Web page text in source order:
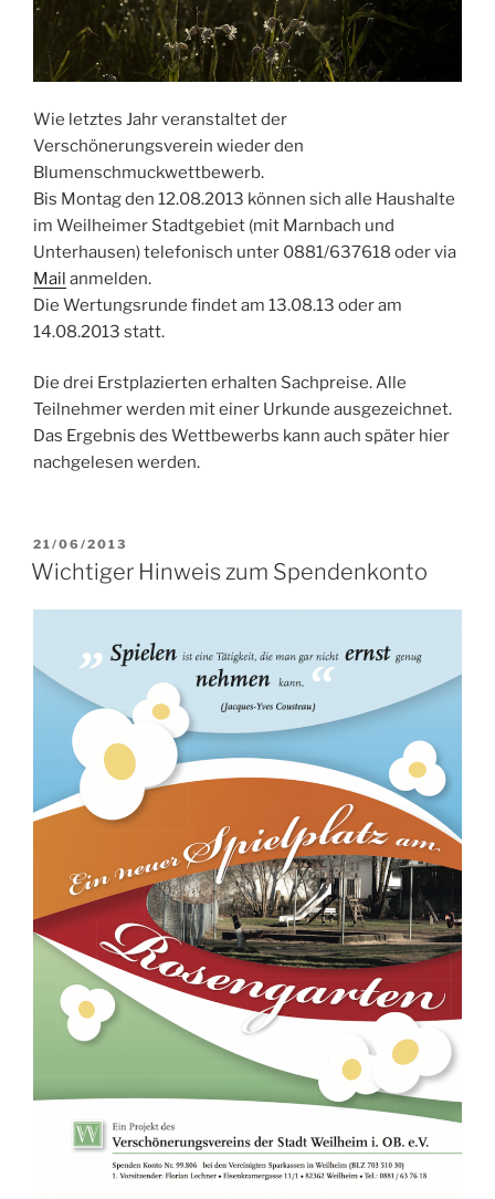
Wie letztes Jahr veranstaltet der
Verschönerungsverein wieder den
Blumenschmuckwettbewerb.
Bis Montag den 12.08.2013 können sich alle Haushalte
im Weilheimer Stadtgebiet (mit Marnbach und
Unterhausen) telefonisch unter 0881/637618 oder via
Mail anmelden.
Die Wertungsrunde findet am 13.08.13 oder am
14.08.2013 statt.
Die drei Erstplazierten erhalten Sachpreise. Alle
Teilnehmer werden mit einer Urkunde ausgezeichnet.
Das Ergebnis des Wettbewerbs kann auch später hier
nachgelesen werden.
VERÖFFENTLICHT
AM
21/06/2013
Wichtiger Hinweis zum Spendenkonto